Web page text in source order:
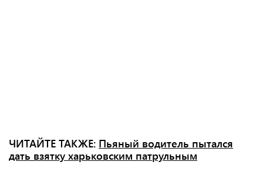
ЧИТАЙТЕ ТАКЖЕ: Пьяный водитель пытался
дать взятку харьковским патрульным